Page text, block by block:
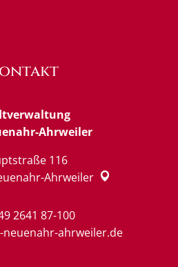
Ahrweiler
116
Ahrweiler
2641 87-100
neuenahr-ahrweiler.de